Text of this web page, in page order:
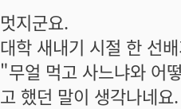
멋지군요.
대학 새내기 시절 한 선
"무얼 먹고 사느냐와 어
고 했던 말이 생각나네요.